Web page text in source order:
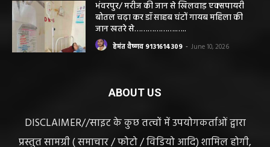
ABOUT US
DISCLAIMER//साइट के कुछ तत्वों में उपयोगकर्ताओं द्वारा
स्वीकार करता है। महाजनपद न्यूज में प्रकाशित ऐसी सामग्री के
लिए संवाददाता / खबर देने वाला स्वयं जिम्मेदार होगा, महाजनपद
न्यूज या उसके स्वामी, मुद्रक, प्रकाशक, संपादक की कोई भी